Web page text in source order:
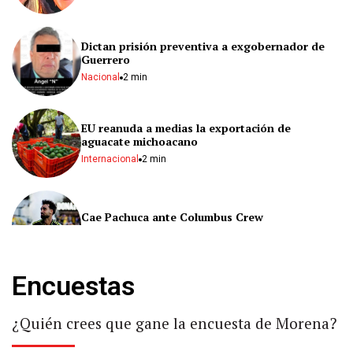
Dictan prisión preventiva a exgobernador de
Guerrero
Nacional 2 min
EU reanuda a medias la exportación de
aguacate michoacano
Internacional 2 min
Cae Pachuca ante Columbus Crew
Derrota Charlotte FC a Atlas en la Leagues Cup
Encuestas
¿Quién crees que gane la encuesta de Morena?